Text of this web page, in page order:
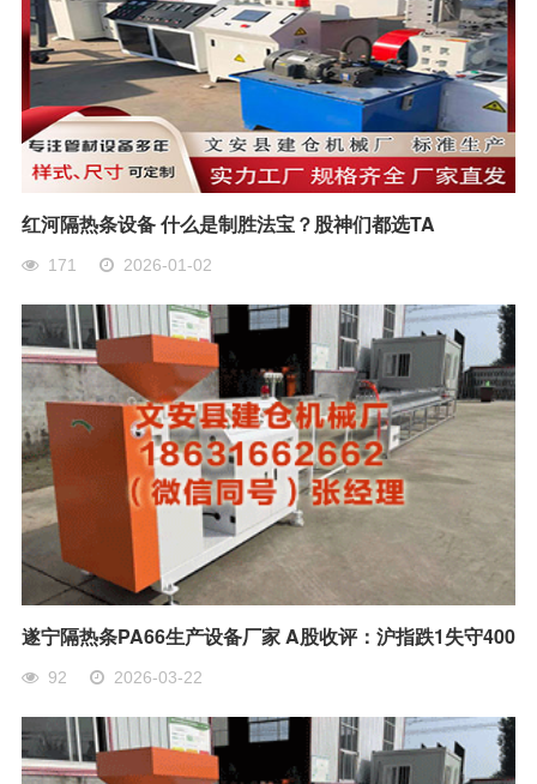
红河隔热条设备 什么是制胜法宝？股神们都选TA
171 2026-01-02
遂宁隔热条PA66生产设备厂家 A股收评：沪指跌1失守400
92 2026-03-22